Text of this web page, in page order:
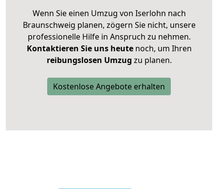
Wenn Sie einen Umzug von Iserlohn nach
Braunschweig planen, zögern Sie nicht, unsere
professionelle Hilfe in Anspruch zu nehmen.
Kontaktieren Sie uns heutenoch, um Ihren
reibungslosen Umzug zu planen.
Kostenlose Angebote erhalten